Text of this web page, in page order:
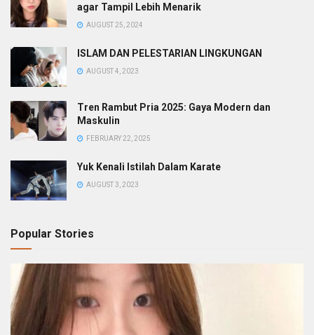
agar Tampil Lebih Menarik
AUGUST 25, 2024
ISLAM DAN PELESTARIAN LINGKUNGAN
AUGUST 4, 2023
Tren Rambut Pria 2025: Gaya Modern dan
Maskulin
FEBRUARY 22, 2025
Yuk Kenali Istilah Dalam Karate
AUGUST 3, 2023
Popular Stories